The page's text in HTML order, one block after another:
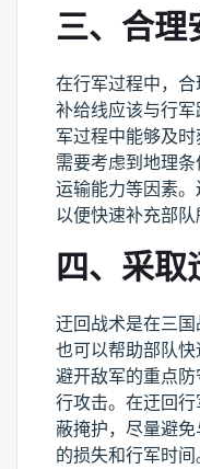
三、合理
在行军过程中，合
补给线应该与行
军过程中能够及
需要考虑到地理
运输能力等因素。
以便快速补充部队
四、采取
迂回战术是在三国
也可以帮助部队
避开敌军的重点
行攻击。在迂回
蔽掩护，尽量避
的损失和行军时间